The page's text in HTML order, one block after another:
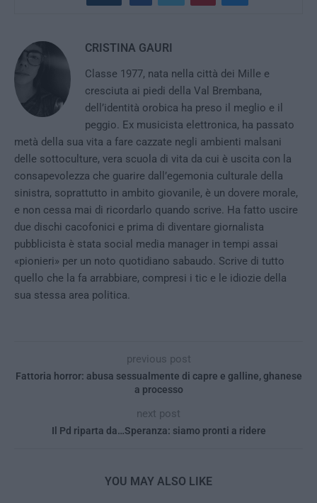
CRISTINA GAURI
Classe 1977, nata nella città dei Mille e
cresciuta ai piedi della Val Brembana,
dell’identità orobica ha preso il meglio e il
peggio. Ex musicista elettronica, ha passato
metà della sua vita a fare cazzate negli ambienti malsani
delle sottoculture, vera scuola di vita da cui è uscita con la
consapevolezza che guarire dall’egemonia culturale della
sinistra, soprattutto in ambito giovanile, è un dovere morale,
e non cessa mai di ricordarlo quando scrive. Ha fatto uscire
due dischi cacofonici e prima di diventare giornalista
pubblicista è stata social media manager in tempi assai
«pionieri» per un noto quotidiano sabaudo. Scrive di tutto
quello che la fa arrabbiare, compresi i tic e le idiozie della
sua stessa area politica.
previous post
Fattoria horror: abusa sessualmente di capre e galline, ghanese
a processo
next post
Il Pd riparta da…Speranza: siamo pronti a ridere
YOU MAY ALSO LIKE